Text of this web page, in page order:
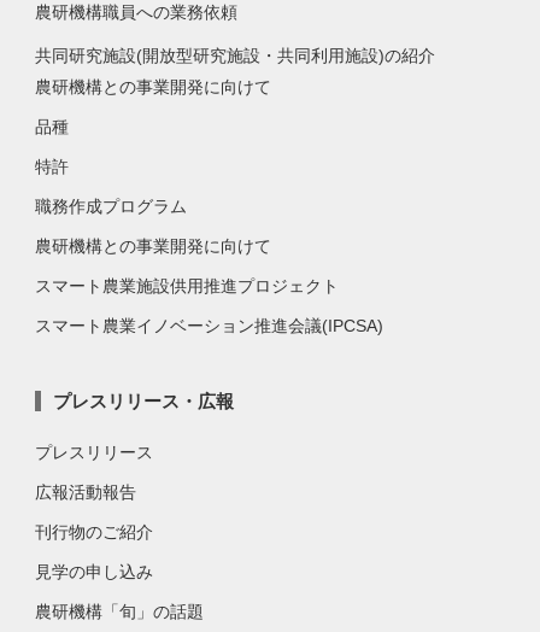
農研機構職員への業務依頼
共同研究施設(開放型研究施設・共同利用施設)の紹介
農研機構との事業開発に向けて
品種
特許
職務作成プログラム
農研機構との事業開発に向けて
スマート農業施設供用推進プロジェクト
スマート農業イノベーション推進会議(IPCSA)
プレスリリース・広報
プレスリリース
広報活動報告
刊行物のご紹介
見学の申し込み
農研機構「旬」の話題